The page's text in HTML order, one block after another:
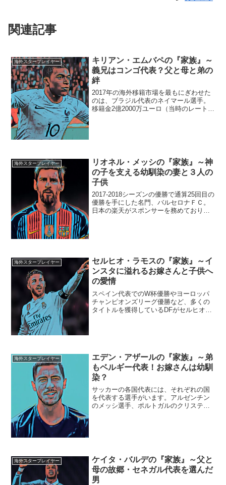
関連記事
海外スタープレイヤー
キリアン・エムバペの『家族』～
義兄はコンゴ代表？父と母と弟の
絆
2017年の海外移籍市場を最もにぎわせた
のは、ブラジル代表のネイマール選手。
移籍金2億2000万ユーロ（当時のレートで
海外スタープレイヤー
リオネル・メッシの『家族』～神
の子を支える幼馴染の妻と３人の
子供
2017-2018シーズンの優勝で通算25回目の
優勝を手にした名門、バルセロナＦＣ。
日本の楽天がスポンサーを務めており、
海外スタープレイヤー
セルヒオ・ラモスの『家族』～イ
ンスタに溢れるお嫁さんと子供へ
の愛情
スペイン代表でのW杯優勝やヨーロッパ
チャンピオンズリーグ優勝など、多くの
タイトルを獲得しているDFがセルヒオ・
海外スタープレイヤー
エデン・アザールの『家族』～弟
もベルギー代表！お嫁さんは幼馴
染？
サッカーの各国代表には、それぞれの国
を代表する選手がいます。アルゼンチン
のメッシ選手、ポルトガルのクリスティ
海外スタープレイヤー
ケイタ・バルデの『家族』～父と
母の故郷・セネガル代表を選んだ
男